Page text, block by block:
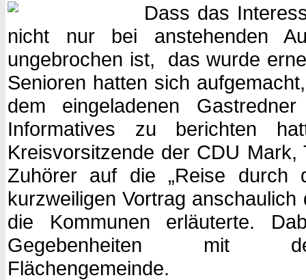
Dass das
nicht nur bei anstehenden
ungebrochen ist, das wurde
Senioren hatten sich
dem eingeladenen
Informatives zu berichten
Kreisvorsitzende der CDU
Zuhörer auf die „Reise durch
kurzweiligen Vortrag
die Kommunen erläuterte.
Gegebenheiten mit